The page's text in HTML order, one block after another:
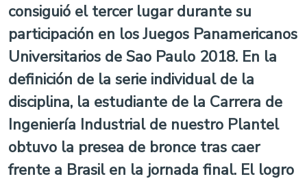
consiguió el tercer lugar durante su
participación en los Juegos Panamericanos
Universitarios de Sao Paulo 2018. En la
definición de la serie individual de la
disciplina, la estudiante de la Carrera de
Ingeniería Industrial de nuestro Plantel
obtuvo la presea de bronce tras caer
frente a Brasil en la jornada final. El logro